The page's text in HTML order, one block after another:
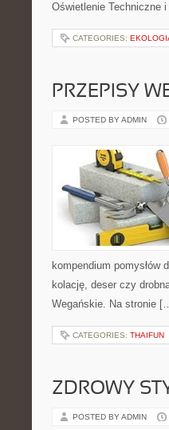
Oświetlenie Techniczne
CATEGORIES:
PRZEPISY
POSTED BY ADMIN
kompendium pomysłów
kolację, deser czy
Wegańskie. Na stronie
CATEGORIES: THAIFUN
ZDROWY
POSTED BY ADMIN